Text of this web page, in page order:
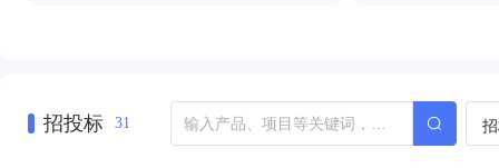
招投标 31